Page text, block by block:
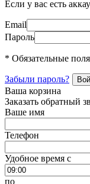
Если у вас есть
Email
Пароль
* Обязательные поля
Забыли пароль?
Ваша корзина
Заказать обратный
Ваше имя
Телефон
Удобное время c
по